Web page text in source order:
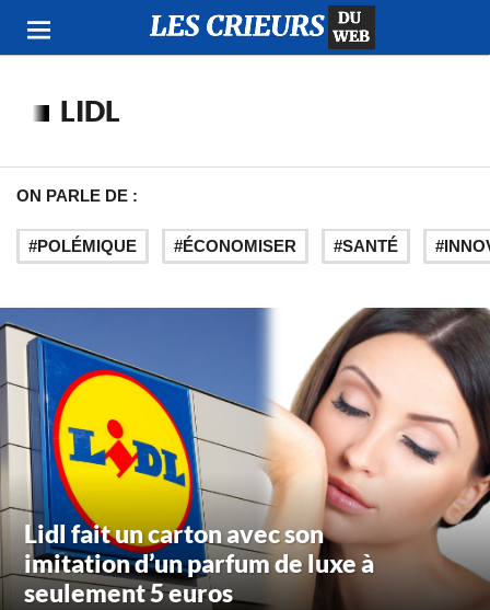
LIDL
ON PARLE DE :
POLÉMIQUE ÉCONOMISER SANTÉ
Lidl fait un carton avec son
imitation d’un parfum de luxe à
seulement 5 euros